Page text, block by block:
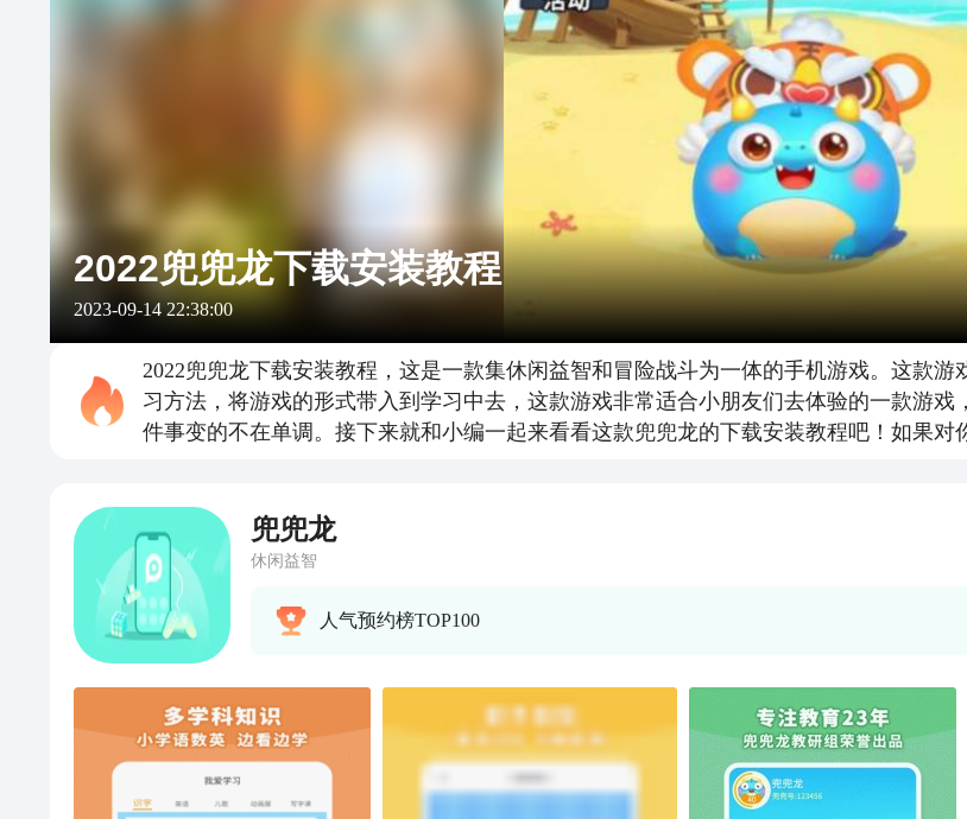
2022兜兜龙下载安装教程
2023-09-14 22:38:00
2022兜兜龙下载安装教程，这是一款集休闲益智和冒险战斗为一体的手机游戏。这款
习方法，将游戏的形式带入到学习中去，这款游戏非常适合小朋友们去体验的一款游
件事变的不在单调。接下来就和小编一起来看看这款兜兜龙的下载安装教程吧！如果对
兜兜龙
休闲益智
人气预约榜TOP100